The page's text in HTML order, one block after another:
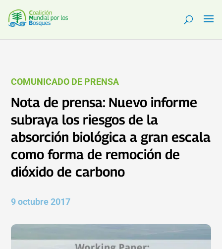
COMUNICADO DE PRENSA
Nota de prensa: Nuevo informe
subraya los riesgos de la
absorción biológica a gran escala
como forma de remoción de
dióxido de carbono
9 octubre 2017